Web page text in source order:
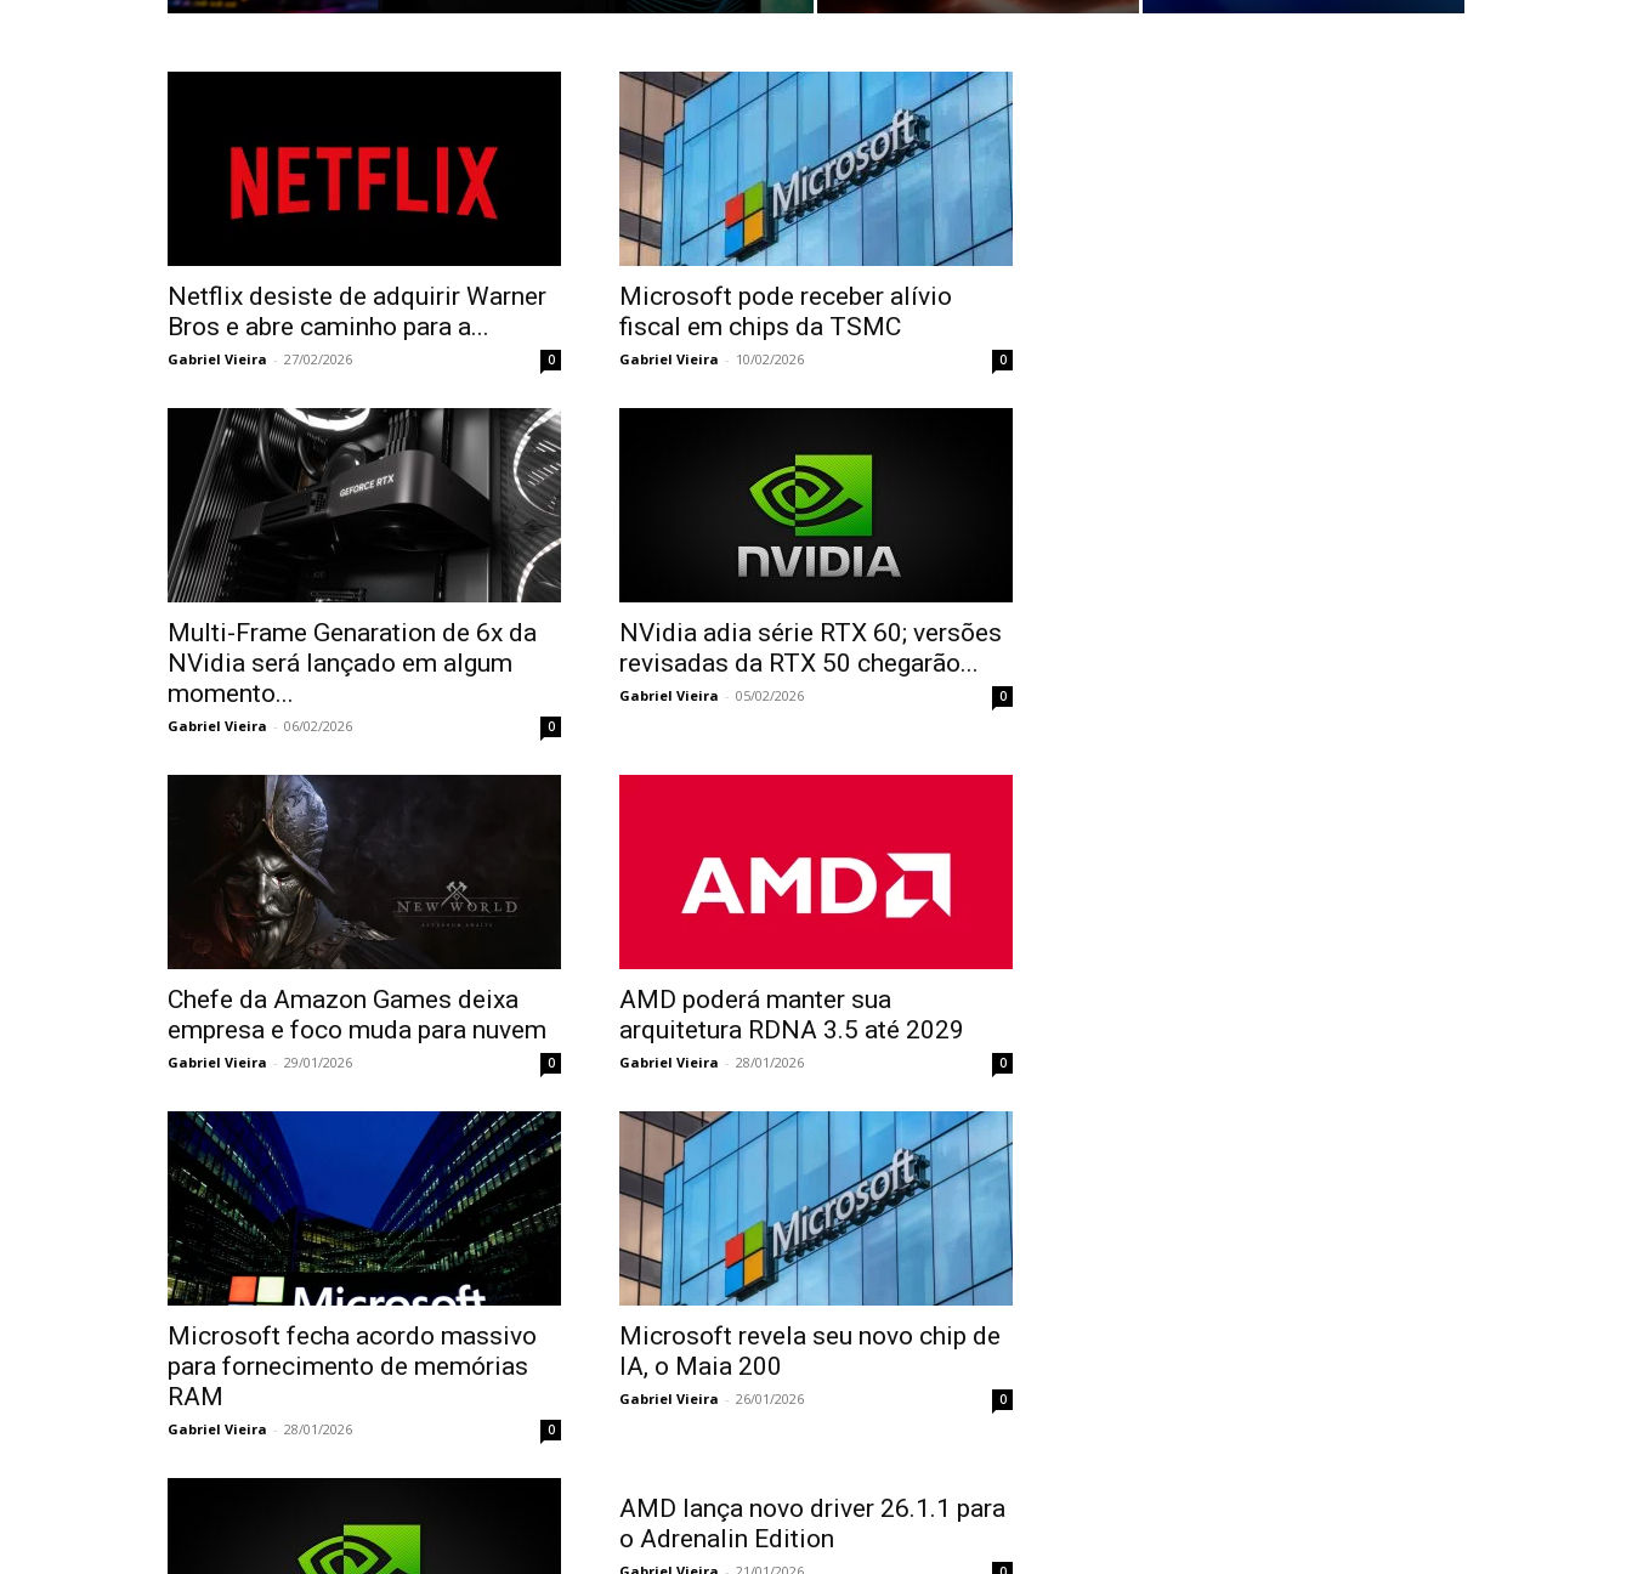
Netflix desiste de adquirir Warner
Bros e abre caminho para a...
Gabriel Vieira - 27/02/2026 0
Microsoft pode receber alívio
fiscal em chips da TSMC
Gabriel Vieira - 10/02/2026 0
Multi-Frame Genaration de 6x da
NVidia será lançado em algum
momento...
Gabriel Vieira - 06/02/2026 0
NVidia adia série RTX 60; versões
revisadas da RTX 50 chegarão...
Gabriel Vieira - 05/02/2026 0
Chefe da Amazon Games deixa
empresa e foco muda para nuvem
Gabriel Vieira - 29/01/2026 0
AMD poderá manter sua
arquitetura RDNA 3.5 até 2029
Gabriel Vieira - 28/01/2026 0
Microsoft fecha acordo massivo
para fornecimento de memórias
RAM
Gabriel Vieira - 28/01/2026 0
Microsoft revela seu novo chip de
IA, o Maia 200
Gabriel Vieira - 26/01/2026 0
AMD lança novo driver 26.1.1 para
o Adrenalin Edition